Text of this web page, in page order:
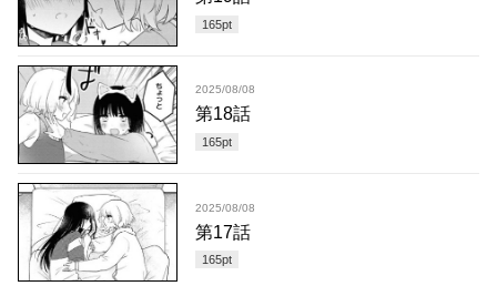
165pt
2025/08/08
第18話
165pt
2025/08/08
第17話
165pt